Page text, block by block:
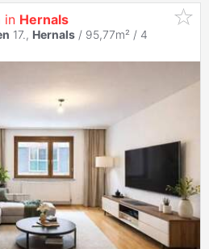
in Hernals
17., Hernals / 95,77m² / 4